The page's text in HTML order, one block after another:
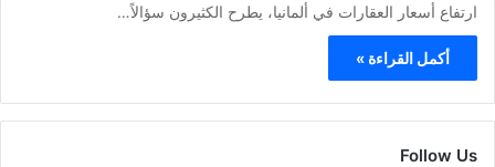
ارتفاع أسعار العقارات في ألمانيا، يطرح الكثيرون سؤالاً…
أكمل القراءة »
Follow Us